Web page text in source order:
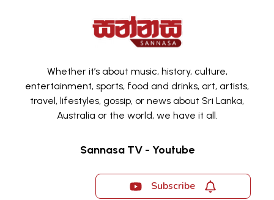
Whether it’s about music, history, culture,
entertainment, sports, food and drinks, art, artists,
travel, lifestyles, gossip, or news about Sri Lanka,
Australia or the world, we have it all.
Sannasa TV - Youtube
Subscribe